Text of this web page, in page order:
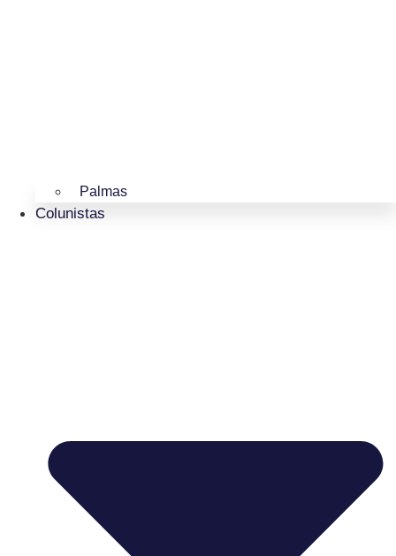
Palmas
Colunistas